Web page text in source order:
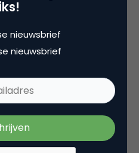
is dat kleine merken
op ondernemerschap
je weinig tijd, geld en
dat je je middelen
inzet. Dat kan
maakt die
dus. Keuzes die
juiste moment, bij de
nieuwsbrief
nieuwsbrief